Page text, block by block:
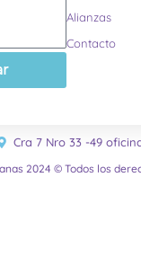
Alianzas
Contacto
Cra 7 Nro 33 -49
2024 © Todos los